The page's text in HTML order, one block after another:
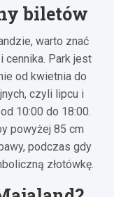
biletów
warto znać
cennika. Park jest
od kwietnia do
czyli lipcu i
10:00 do 18:00.
powyżej 85 cm
podczas gdy
złotówkę.